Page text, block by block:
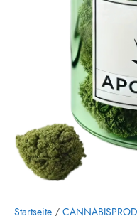
Startseite /